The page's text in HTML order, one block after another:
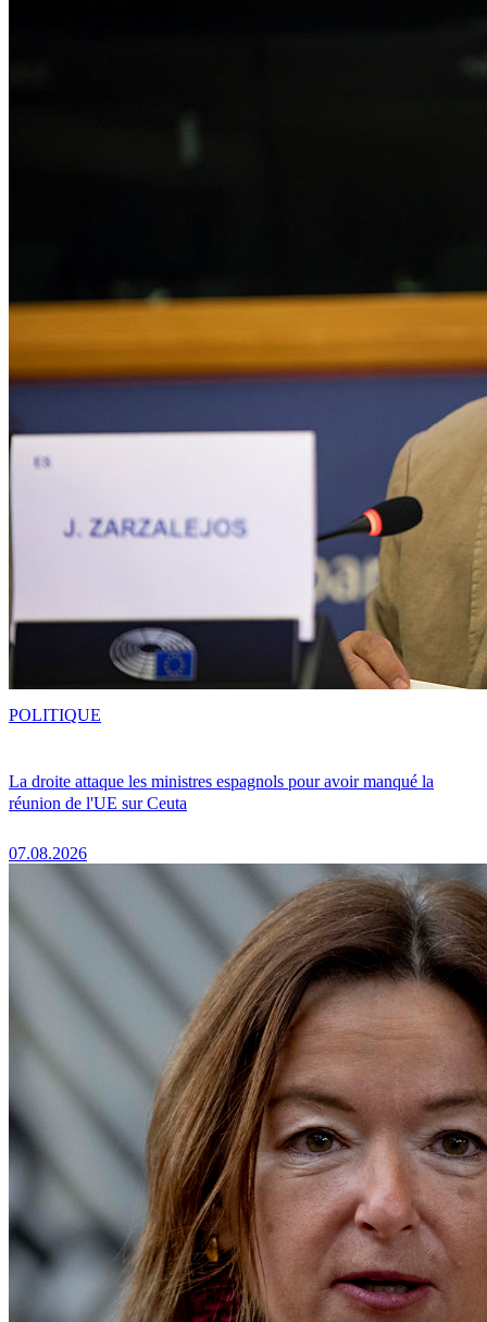
La droite attaque les ministres espagnols pour avoir manqué la
réunion de l'UE sur Ceuta
07.08.2026
POLITIQUE